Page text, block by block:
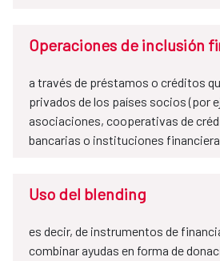
Operaciones de inclusión
a través de préstamos o créditos
privados de los países socios (por
asociaciones, cooperativas de
bancarias o instituciones
Uso del blending
es decir, de instrumentos de
combinar ayudas en forma de